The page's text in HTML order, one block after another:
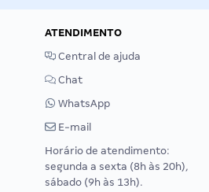
ATENDIMENTO
Central de ajuda
Chat
WhatsApp
E-mail
Horário de atendimento:
segunda a sexta (8h às 20h),
sábado (9h às 13h).